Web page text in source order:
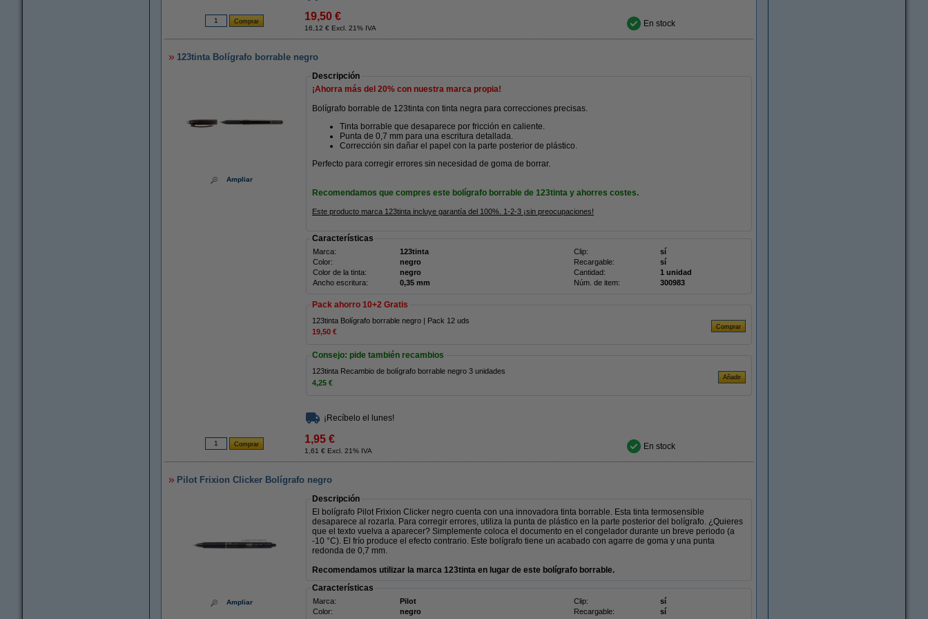
19,50 €
16,12 € Excl. 21% IVA En stock
123tinta Bolígrafo borrable negro
Ampliar
Descripción
¡Ahorra más del 20% con nuestra marca propia!
Bolígrafo borrable de 123tinta con tinta negra para correcciones precisas.
Tinta borrable que desaparece por fricción en caliente.
Punta de 0,7 mm para una escritura detallada.
Corrección sin dañar el papel con la parte posterior de plástico.
Perfecto para corregir errores sin necesidad de goma de borrar.
Recomendamos que compres este bolígrafo borrable de 123tinta y ahorres costes.
Este producto marca 123tinta incluye garantía del 100%. 1-2-3 ¡sin preocupaciones!
Características
Marca: 123tinta Clip:
sí
Color:
negro Recargable:
sí
Color de la tinta:
negro Cantidad:
1 unidad
Ancho escritura:
0,35 mm Núm. de item: 300983
Pack ahorro 10+2 Gratis
123tinta Bolígrafo borrable negro | Pack 12 uds
19,50 €
Consejo: pide también recambios
123tinta Recambio de bolígrafo borrable negro 3 unidades
4,25 €
¡Recíbelo el lunes!
1,95 €
1,61 € Excl. 21% IVA En stock
Pilot Frixion Clicker Bolígrafo negro
Ampliar
Descripción
El bolígrafo Pilot Frixion Clicker negro cuenta con una innovadora tinta borrable. Esta tinta termosensible
desaparece al rozarla. Para corregir errores, utiliza la punta de plástico en la parte posterior del bolígrafo. ¿Quieres
que el texto vuelva a aparecer? Simplemente coloca el documento en el congelador durante un breve periodo (a
-10 °C). El frío produce el efecto contrario. Este bolígrafo tiene un acabado con agarre de goma y una punta
redonda de 0,7 mm.
Recomendamos utilizar la marca 123tinta en lugar de este bolígrafo borrable.
Características
Marca: Pilot Clip:
sí
Color:
negro Recargable:
sí